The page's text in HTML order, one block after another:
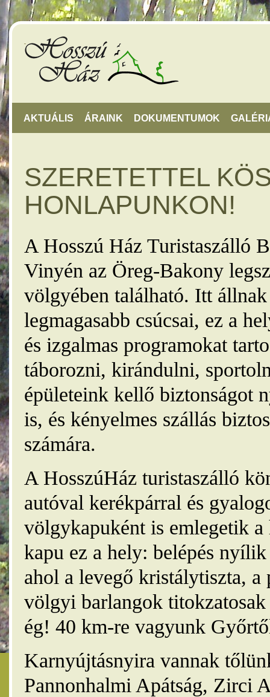
AKTUÁLIS ÁRAINK DOKUMENTUMOK
SZERETETTEL
HONLAPUNKON!
A Hosszú Ház Turistaszálló
Vinyén az Öreg-Bakony
völgyében található. Itt
legmagasabb csúcsai, ez a
és izgalmas programokat
táborozni, kirándulni,
épületeink kellő biztonságot
is, és kényelmes szállás
számára.
A HosszúHáz turistaszálló
autóval kerékpárral és
völgykapuként is emlegetik
kapu ez a hely: belépés
ahol a levegő kristálytiszta, a
völgyi barlangok
ég! 40 km-re vagyunk
Karnyújtásnyira vannak
Pannonhalmi Apátság, Zirci